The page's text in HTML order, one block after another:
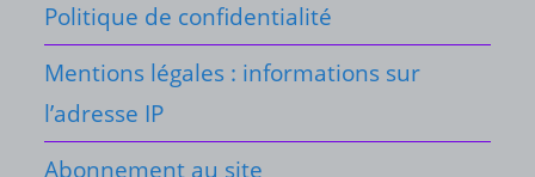
Politique de confidentialité
Mentions légales : informations sur
l’adresse IP
Abonnement au site